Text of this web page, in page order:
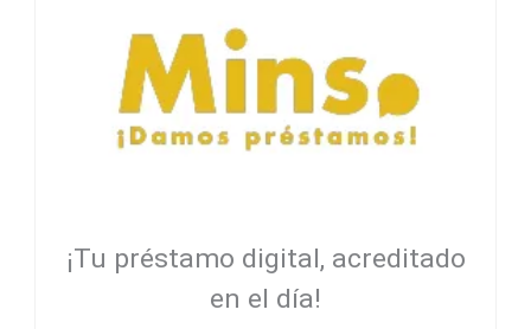
¡Tu préstamo digital, acreditado
en el día!